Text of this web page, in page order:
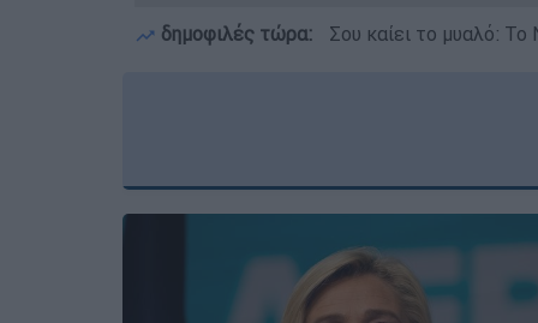
δημοφιλές τώρα: Σου καίει το μυαλό: